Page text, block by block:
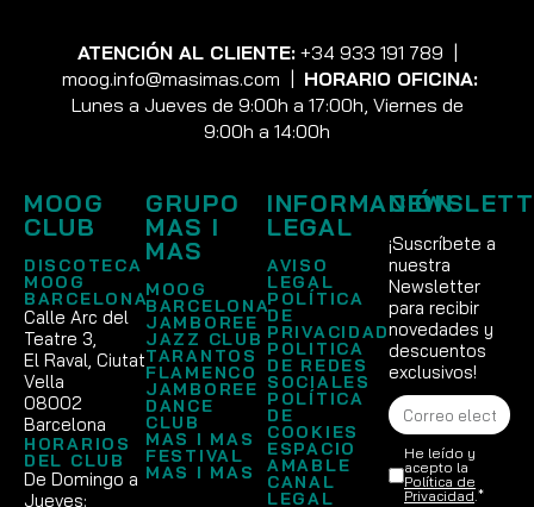
ATENCIÓN AL CLIENTE: +34 933 191 789
moog.info@masimas.com
HORARIO OFICINA:
Lunes a Jueves de 9:00h a 17:00h, Viernes de
9:00h a 14:00h
MOOG
CLUB
DISCOTECA
MOOG
BARCELONA
Calle Arc del
Teatre 3,
El Raval, Ciutat
Vella
08002
Barcelona
HORARIOS
DEL CLUB
De Domingo a
Jueves:
GRUPO
MAS I
MAS
MOOG
BARCELONA
JAMBOREE
JAZZ CLUB
TARANTOS
FLAMENCO
JAMBOREE
DANCE
CLUB
MAS I MAS
FESTIVAL
MAS I MAS
INFORMACIÓN
LEGAL
AVISO
LEGAL
POLÍTICA
DE
PRIVACIDAD
POLITICA
DE REDES
SOCIALES
POLÍTICA
DE
COOKIES
ESPACIO
AMABLE
CANAL
LEGAL
¡Suscríbete a
nuestra
Newsletter
para recibir
novedades y
descuentos
exclusivos!
He leído y
acepto la
Política de
Privacidad.*